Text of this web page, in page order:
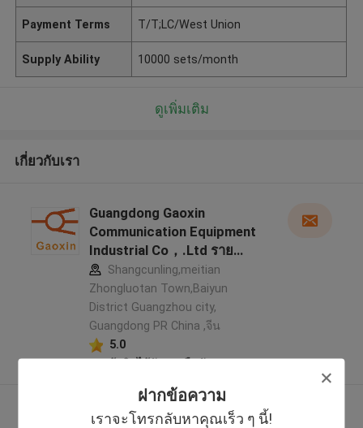
ฝากข้อความ
เราจะโทรกลับหาคุณเร็ว ๆ นี้!
Payment Terms T/T;LC/West Union
Supply Ability 10000 sets/month
ดูเพิ่มเติม
เกี่ยวกับเรา
Guangdong Gaoxin
Communication Equipment
Industrial Co，.Ltd ราย
ละเอียดผู้ผลิต
Shangcunling,meitian
Zhongluotan Town,Baiyun
District Guangzhou city,
Guangdong PR China ,จีน
5.0
ดูเพิ่มเติม